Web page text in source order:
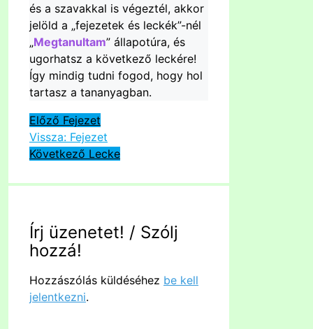
és a szavakkal is végeztél, akkor
jelöld a „fejezetek és leckék”-nél
„Megtanultam” állapotúra, és
ugorhatsz a következő leckére!
Így mindig tudni fogod, hogy hol
tartasz a tananyagban.
Előző Fejezet
Vissza: Fejezet
Következő Lecke
Írj üzenetet! / Szólj
hozzá!
Hozzászólás küldéséhez be kell
jelentkezni.